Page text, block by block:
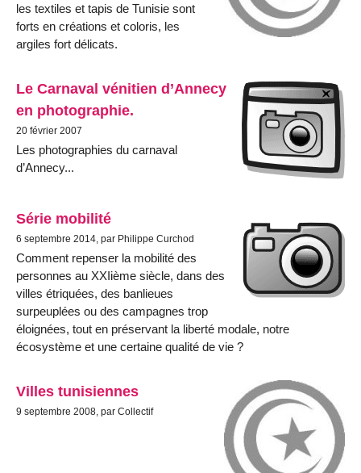
les textiles et tapis de Tunisie sont
forts en créations et coloris, les
argiles fort délicats.
Le Carnaval vénitien d’Annecy
en photographie.
20 février 2007
Les photographies du carnaval
d’Annecy...
Série mobilité
6 septembre 2014, par Philippe Curchod
Comment repenser la mobilité des
personnes au XXIième siècle, dans des
villes étriquées, des banlieues
surpeuplées ou des campagnes trop
éloignées, tout en préservant la liberté modale, notre
écosystème et une certaine qualité de vie ?
Villes tunisiennes
9 septembre 2008, par Collectif